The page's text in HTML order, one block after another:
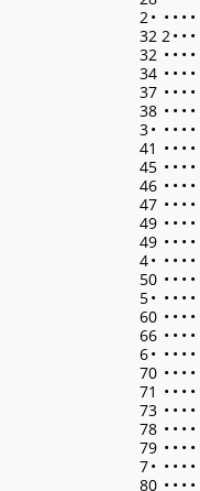
2• • • • •
32 2• • •
32 • • • •
34 • • • •
37 • • • •
38 • • • •
3• • • • •
41 • • • •
45 • • • •
46 • • • •
47 • • • •
49 • • • •
49 • • • •
4• • • • •
50 • • • •
5• • • • •
60 • • • •
66 • • • •
6• • • • •
70 • • • •
71 • • • •
73 • • • •
78 • • • •
79 • • • •
7• • • • •
80 • • • •